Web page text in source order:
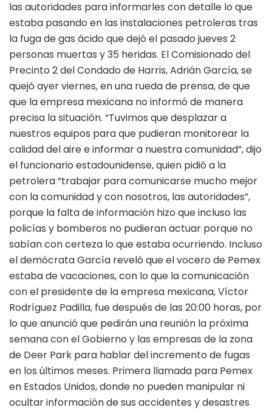
las autoridades para informarles con detalle lo que
estaba pasando en las instalaciones petroleras tras
la fuga de gas ácido que dejó el pasado jueves 2
personas muertas y 35 heridas. El Comisionado del
Precinto 2 del Condado de Harris, Adrián García, se
quejó ayer viernes, en una rueda de prensa, de que
que la empresa mexicana no informó de manera
precisa la situación. “Tuvimos que desplazar a
nuestros equipos para que pudieran monitorear la
calidad del aire e informar a nuestra comunidad”, dijo
el funcionario estadounidense, quien pidió a la
petrolera “trabajar para comunicarse mucho mejor
con la comunidad y con nosotros, las autoridades”,
porque la falta de información hizo que incluso las
policías y bomberos no pudieran actuar porque no
sabían con certeza lo que estaba ocurriendo. Incluso
el demócrata García reveló que el vocero de Pemex
estaba de vacaciones, con lo que la comunicación
con el presidente de la empresa mexicana, Víctor
Rodríguez Padilla, fue después de las 20:00 horas, por
lo que anunció que pedirán una reunión la próxima
semana con el Gobierno y las empresas de la zona
de Deer Park para hablar del incremento de fugas
en los últimos meses. Primera llamada para Pemex
en Estados Unidos, donde no pueden manipular ni
ocultar información de sus accidentes y desastres